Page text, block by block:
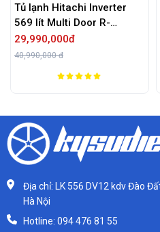
lạnh Hitachi Inverter
lít Multi Door R-
GBK
đ
Tủ
Địa chỉ: LK 556 DV12 kdv Đào
Hà Nội
Hotline: 094 476 81 55